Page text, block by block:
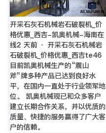
开采石灰石机械岩石破裂机_价
格优惠_西吉-凯奥机械-海南在
线2 天前 · 开采石灰石机械岩
石破裂机_价格优惠_西吉te46
目前凯奥机械生产的“震山
斧”牌多种产品已达到良好水
平，在国内一直处于行业领军地
位。 凯奥机械现已和众多客户
建立长期合作关系，并以优质的
质量、快捷的服务赢得了广大客
户的信赖。